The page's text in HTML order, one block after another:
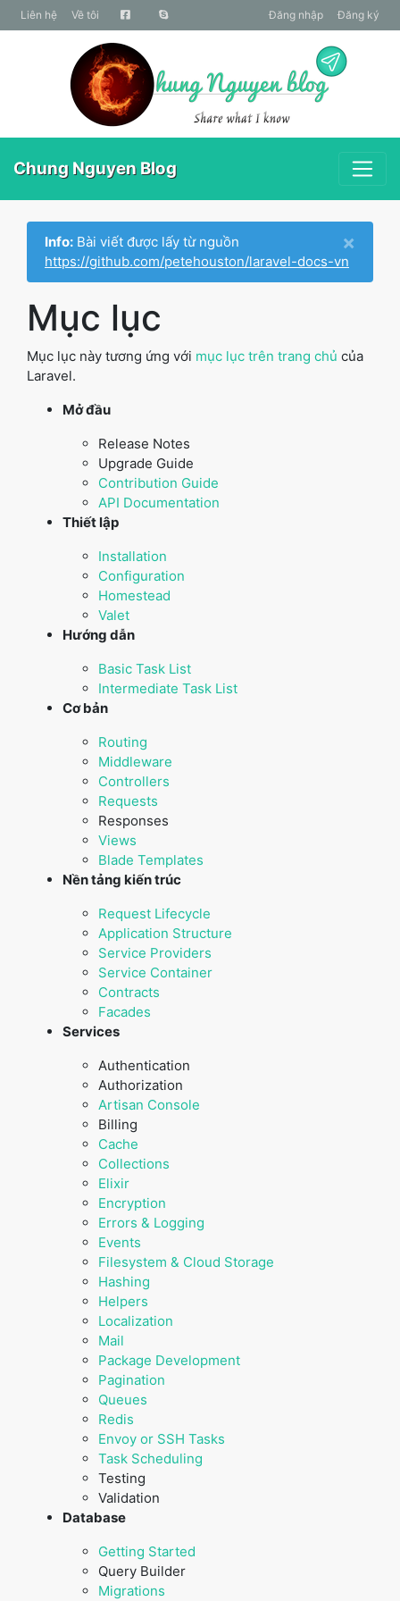
liên hệ Về tôi Đăng nhập Đăng ký
Chung Nguyen Blog
×
Info: Bài viết được lấy từ nguồn
https://github.com/petehouston/laravel-docs-vn
Mục lục
Mục lục này tương ứng với mục lục trên trang chủ của
Laravel.
Mở đầu
Release Notes
Upgrade Guide
Contribution Guide
API Documentation
Thiết lập
Installation
Configuration
Homestead
Valet
Hướng dẫn
Basic Task List
Intermediate Task List
Cơ bản
Routing
Middleware
Controllers
Requests
Responses
Views
Blade Templates
Nền tảng kiến trúc
Request Lifecycle
Application Structure
Service Providers
Service Container
Contracts
Facades
Services
Authentication
Authorization
Artisan Console
Billing
Cache
Collections
Elixir
Encryption
Errors & Logging
Events
Filesystem & Cloud Storage
Hashing
Helpers
Localization
Mail
Package Development
Pagination
Queues
Redis
Envoy or SSH Tasks
Task Scheduling
Testing
Validation
Database
Getting Started
Query Builder
Migrations